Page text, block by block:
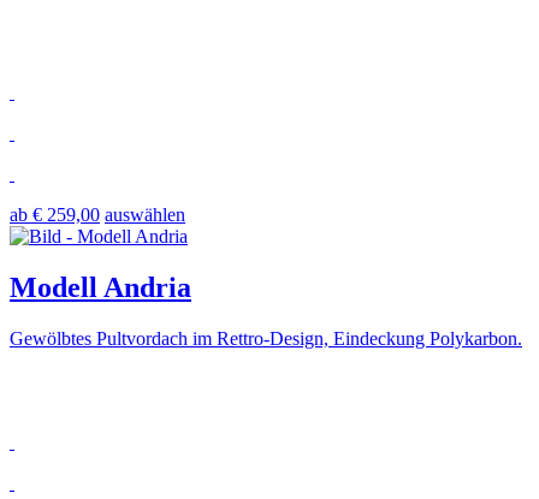
ab € 259,00 auswählen
Modell Andria
Gewölbtes Pultvordach im Rettro-Design, Eindeckung Polykarbon.